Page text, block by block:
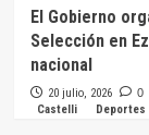
El Gobierno
Selección en
nacional
20 julio, 2026 0
Castelli Deportes